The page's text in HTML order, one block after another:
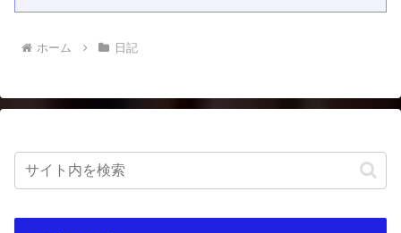
ホーム 日記